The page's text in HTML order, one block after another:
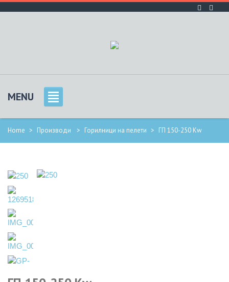
MENU
Home > Производи > Горилници на пелети > ГП 150-250 Кw